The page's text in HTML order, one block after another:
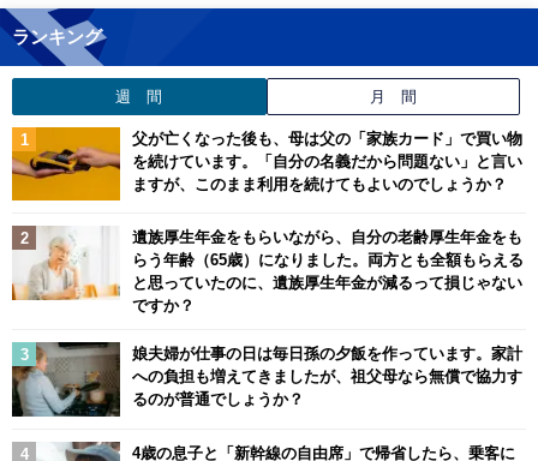
ランキング
週 間 月 間
父が亡くなった後も、母は父の「家族カード」で買い物
を続けています。「自分の名義だから問題ない」と言い
ますが、このまま利用を続けてもよいのでしょうか？
遺族厚生年金をもらいながら、自分の老齢厚生年金をも
らう年齢（65歳）になりました。両方とも全額もらえる
と思っていたのに、遺族厚生年金が減るって損じゃない
ですか？
娘夫婦が仕事の日は毎日孫の夕飯を作っています。家計
への負担も増えてきましたが、祖父母なら無償で協力す
るのが普通でしょうか？
4歳の息子と「新幹線の自由席」で帰省したら、乗客に